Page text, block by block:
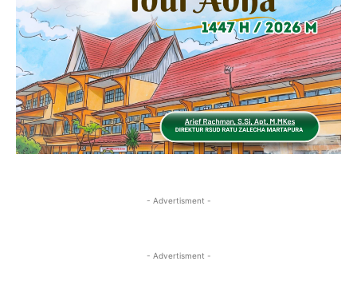
- Advertisment -
- Advertisment -